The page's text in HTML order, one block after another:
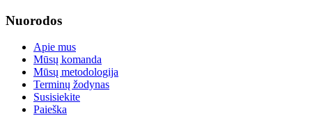
Nuorodos
Apie mus
Mūsų komanda
Mūsų metodologija
Terminų žodynas
Susisiekite
Paieška